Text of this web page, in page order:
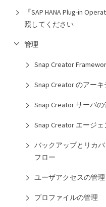
『SAP HANA Plug-in
照してください
管理
Snap Creator
Snap Creator のアーキ
Snap Creator サーバの
Snap Creator エージ
バックアップとリカ
フロー
ユーザアクセスの管理
プロファイルの管理